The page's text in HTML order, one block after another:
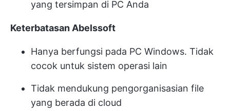
yang tersimpan di PC Anda
Keterbatasan Abelssoft
Hanya berfungsi pada PC Windows. Tidak
cocok untuk sistem operasi lain
Tidak mendukung pengorganisasian file
yang berada di cloud